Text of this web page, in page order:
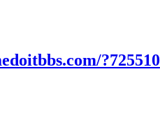
?725510